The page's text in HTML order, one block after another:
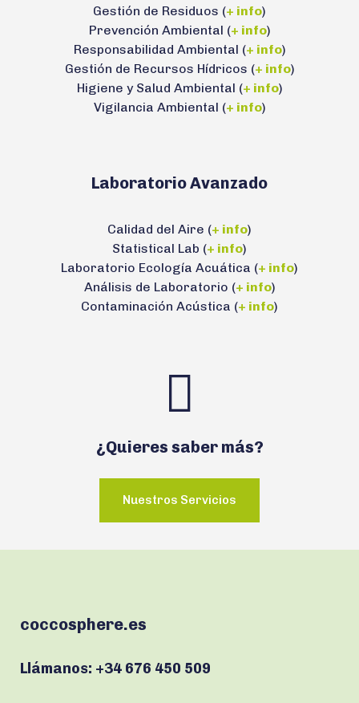
Gestión de Residuos (+ info)
Prevención Ambiental (+ info)
Responsabilidad Ambiental (+ info)
Gestión de Recursos Hídricos (+ info)
Higiene y Salud Ambiental (+ info)
Vigilancia Ambiental (+ info)
Laboratorio Avanzado
Calidad del Aire (+ info)
Statistical Lab (+ info)
Laboratorio Ecología Acuática (+ info)
Análisis de Laboratorio (+ info)
Contaminación Acústica (+ info)
¿Quieres saber más?
Nuestros Servicios
coccosphere.es
Llámanos: +34 676 450 509